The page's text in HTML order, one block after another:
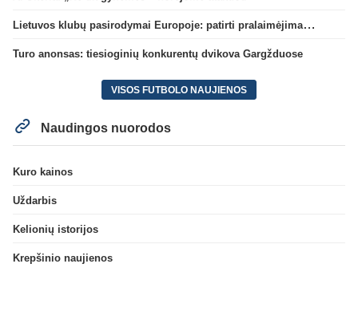
Lietuvos klubų pasirodymai Europoje: patirti pralaimėjimai Kroatijos atstovams
Turo anonsas: tiesioginių konkurentų dvikova Gargžduose
VISOS FUTBOLO NAUJIENOS
Naudingos nuorodos
Kuro kainos
Uždarbis
Kelionių istorijos
Krepšinio naujienos